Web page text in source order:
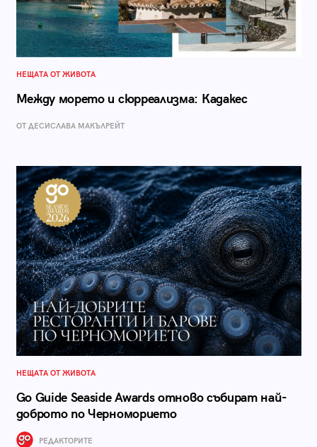
НЕЩАТА ОТ ЖИВОТА
Между морето и сюрреализма: Кадакес
ОТ ДЕСИСЛАВА МАКЪЛРЕЙТ
НЕЩАТА ОТ ЖИВОТА
Go Guide Seaside Awards отново събират най-
доброто по Черноморието
РЕДАКТОРИТЕ